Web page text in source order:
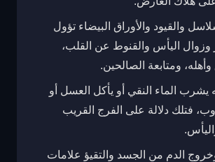
والقيود والأوراق البيضاء تؤول
اليأس والقنوط عن القلب،
ومتابعة الصالحين.
الماء النقي أو يأكل العسل أو
فتلك دلالة على الفرج القريب
وخروج الدم من الجسد والتقيؤ علامات